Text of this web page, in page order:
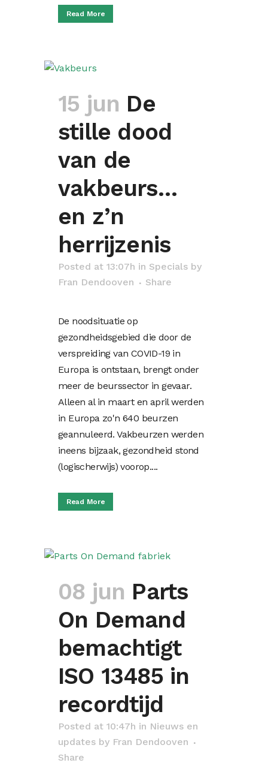
Read More
15 jun De
stille dood
van de
vakbeurs…
en z’n
herrijzenis
Posted at 13:07h in Specials by
Fran Dendooven
Share
De noodsituatie op
gezondheidsgebied die door de
verspreiding van COVID-19 in
Europa is ontstaan, brengt onder
meer de beurssector in gevaar.
Alleen al in maart en april werden
in Europa zo'n 640 beurzen
geannuleerd. Vakbeurzen werden
ineens bijzaak, gezondheid stond
(logischerwijs) voorop....
Read More
08 jun Parts
On Demand
bemachtigt
ISO 13485 in
recordtijd
Posted at 10:47h in Nieuws en
updates by Fran Dendooven
Share